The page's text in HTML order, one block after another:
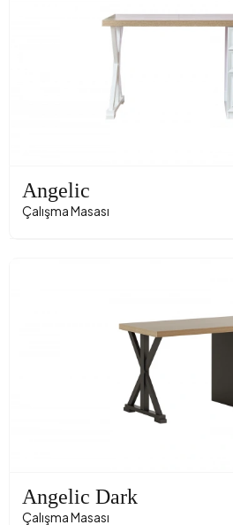
Angelic
Çalışma Masası
Angelic Dark
Çalışma Masası